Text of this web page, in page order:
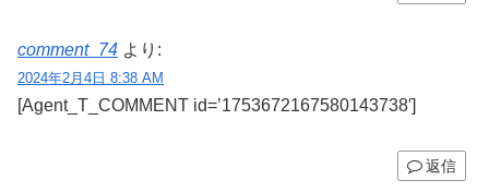
comment_74 より:
2024年2月4日 8:38 AM
[Agent_T_COMMENT id=’1753672167580143738′]
返信